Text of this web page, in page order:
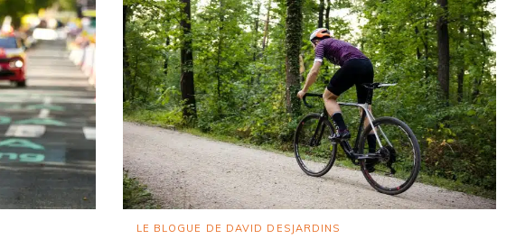
LE BLOGUE DE DAVID DESJARDINS